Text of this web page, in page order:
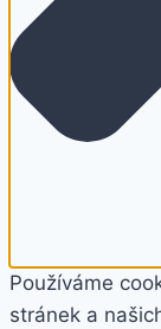
Používáme
stránek a